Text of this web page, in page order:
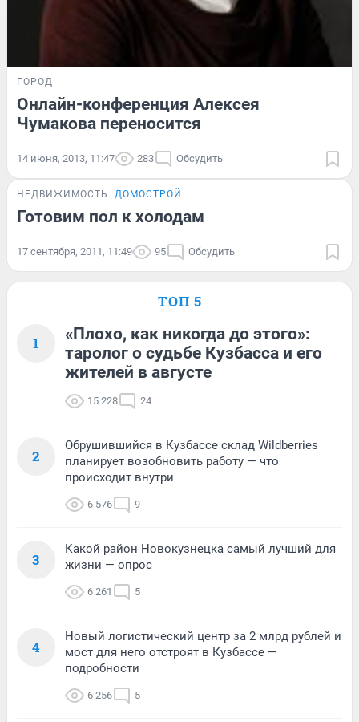
ГОРОД
Онлайн-конференция Алексея
Чумакова переносится
14 июня, 2013, 11:47 283 Обсудить
НЕДВИЖИМОСТЬ ДОМОСТРОЙ
Готовим пол к холодам
17 сентября, 2011, 11:49 95 Обсудить
ТОП 5
1
«Плохо, как никогда до этого»:
таролог о судьбе Кузбасса и его
жителей в августе
15 228 24
2
Обрушившийся в Кузбассе склад Wildberries
планирует возобновить работу — что
происходит внутри
6 576 9
3
Какой район Новокузнецка самый лучший для
жизни — опрос
6 261 5
4
Новый логистический центр за 2 млрд рублей и
мост для него отстроят в Кузбассе —
подробности
6 256 5